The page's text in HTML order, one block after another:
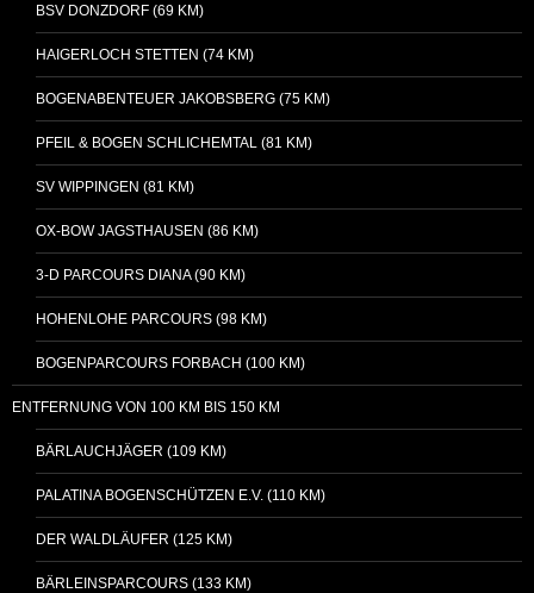
BSV DONZDORF (69 KM)
HAIGERLOCH STETTEN (74 KM)
BOGENABENTEUER JAKOBSBERG (75 KM)
PFEIL & BOGEN SCHLICHEMTAL (81 KM)
SV WIPPINGEN (81 KM)
OX-BOW JAGSTHAUSEN (86 KM)
3-D PARCOURS DIANA (90 KM)
HOHENLOHE PARCOURS (98 KM)
BOGENPARCOURS FORBACH (100 KM)
ENTFERNUNG VON 100 KM BIS 150 KM
BÄRLAUCHJÄGER (109 KM)
PALATINA BOGENSCHÜTZEN E.V. (110 KM)
DER WALDLÄUFER (125 KM)
BÄRLEINSPARCOURS (133 KM)